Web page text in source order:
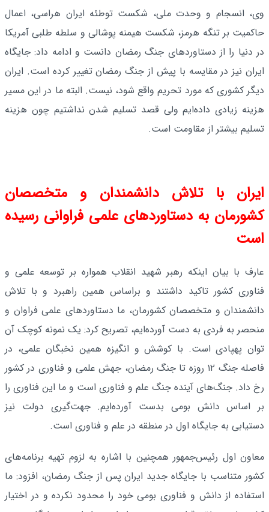
وی، انسجام و وحدت ملی، شکست توطئه ایران هراسی، اعمال
حاکمیت بر تنگه هرمز، شکست هیمنه پوشالی و سلطه طلبی آمریکا
در دنیا را از دستاوردهای جنگ رمضان دانست و ادامه داد: جایگاه
ایران نیز در مقایسه با پیش از جنگ رمضان تغییر کرده است. ایران
دیگر کشوری که مورد تحریم واقع شود، نیست. البته ما در این مسیر
هزینه زیادی داده‌ایم ولی قصد تسلیم شدن نداشتیم چون هزینه
تسلیم بیشتر از مقاومت است.
ایران با تلاش دانشمندان و متخصصان
کشورمان به دستاوردهای علمی فراوانی رسیده
است
عارف با بیان اینکه رهبر شهید انقلاب همواره بر توسعه علمی و
فناوری کشور تاکید داشتند و براساس همین راهبرد و با تلاش
دانشمندان و متخصصان کشورمان، ما دستاوردهای علمی فراوان و
منحصر به فردی به دست آورده‌ایم، تصریح کرد: یک نمونه کوچک آن
توان پهپادی است. با کوشش و انگیزه همین نخبگان علمی، در
فاصله جنگ ۱۲ روزه تا جنگ رمضان، جهش علمی و فناوری در کشور
رخ داد. جنگ‌های آینده جنگ علم و فناوری است و ما این فناوری را
بر اساس دانش بومی بدست آورده‌ایم. جهت‌گیری دولت نیز
دستیابی به جایگاه اول در منطقه در علم و فناوری است.
معاون اول رئیس‌جمهور همچنین با اشاره به لزوم تهیه برنامه‌های
کشور متناسب با جایگاه جدید ایران پس از جنگ رمضان، افزود: ما
استفاده از دانش و فناوری بومی خود را محدود نکرده و در اختیار